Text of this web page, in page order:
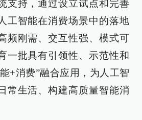
支持，通过设立试点和完善
工智能在消费场景中的落地
频刚需、交互性强、模式可
一批具有引领性、示范性和
+消费”融合应用，为人工智
常生活、构建高质量智能消